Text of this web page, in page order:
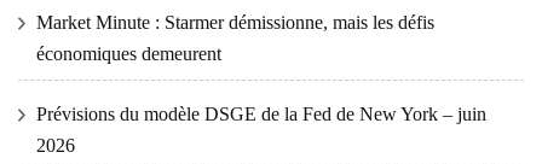
Market Minute : Starmer démissionne, mais les défis
économiques demeurent
Prévisions du modèle DSGE de la Fed de New York – juin
2026